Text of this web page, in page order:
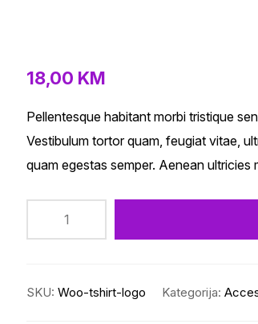
18,00 KM
Pellentesque habitant morbi tristique
Vestibulum tortor quam, feugiat vitae,
quam egestas semper. Aenean
SKU: Woo-tshirt-logo Kategorija: